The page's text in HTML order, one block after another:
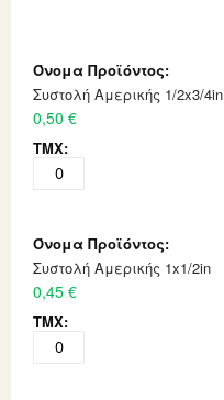
product
items
Συστολή Αμερικής 1/2x3/4in
0,50 €
Συστολή Αμερικής 1x1/2in
0,45 €